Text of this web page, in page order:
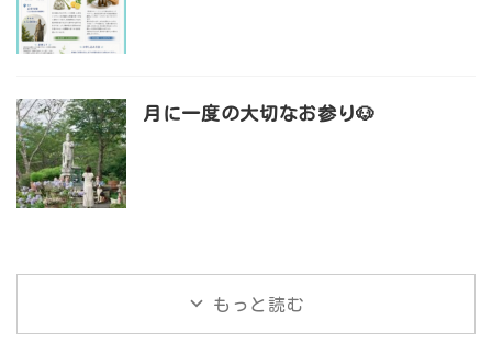
月に一度の大切なお参り🐶
もっと読む